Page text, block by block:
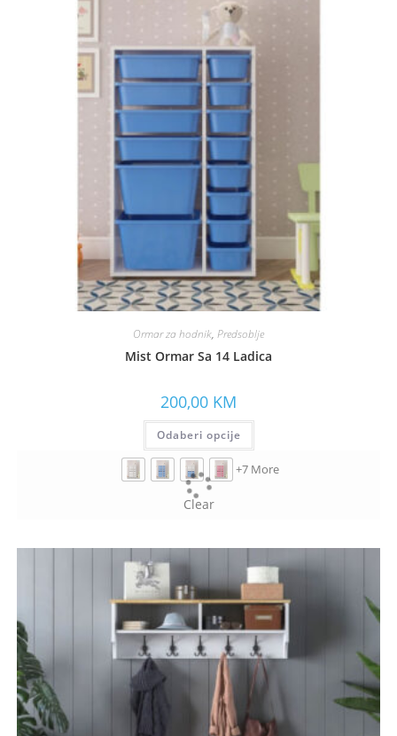
Ormar za hodnik, Predsoblje
Mist Ormar Sa 14 Ladica
200,00 KM
Odaberi opcije
+7 More
Clear